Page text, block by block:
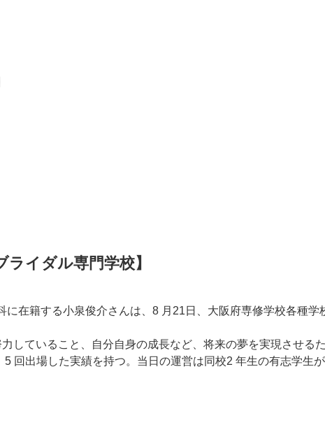
イダル専門学校】
在籍する小泉俊介さんは、8 月21日、大阪府専修学校各種学
ていること、自分自身の成長など、将来の夢を実現させる
回出場した実績を持つ。当日の運営は同校2 年生の有志学生